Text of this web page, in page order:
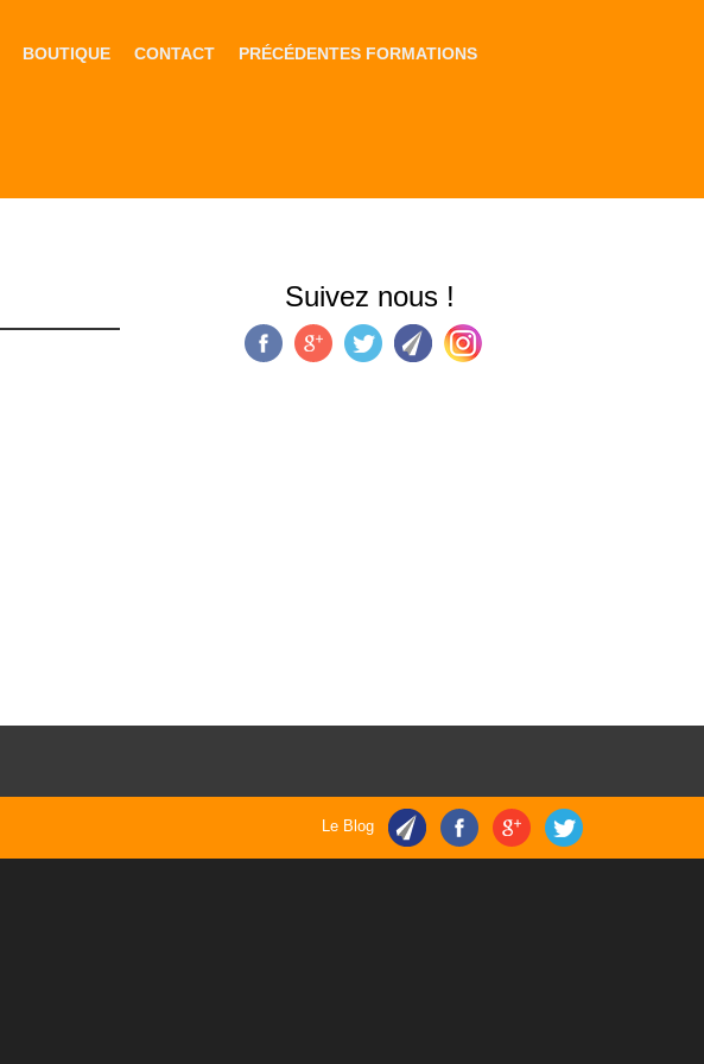
BOUTIQUE CONTACT PRÉCÉDENTES FORMATIONS
Suivez nous !
Le Blog